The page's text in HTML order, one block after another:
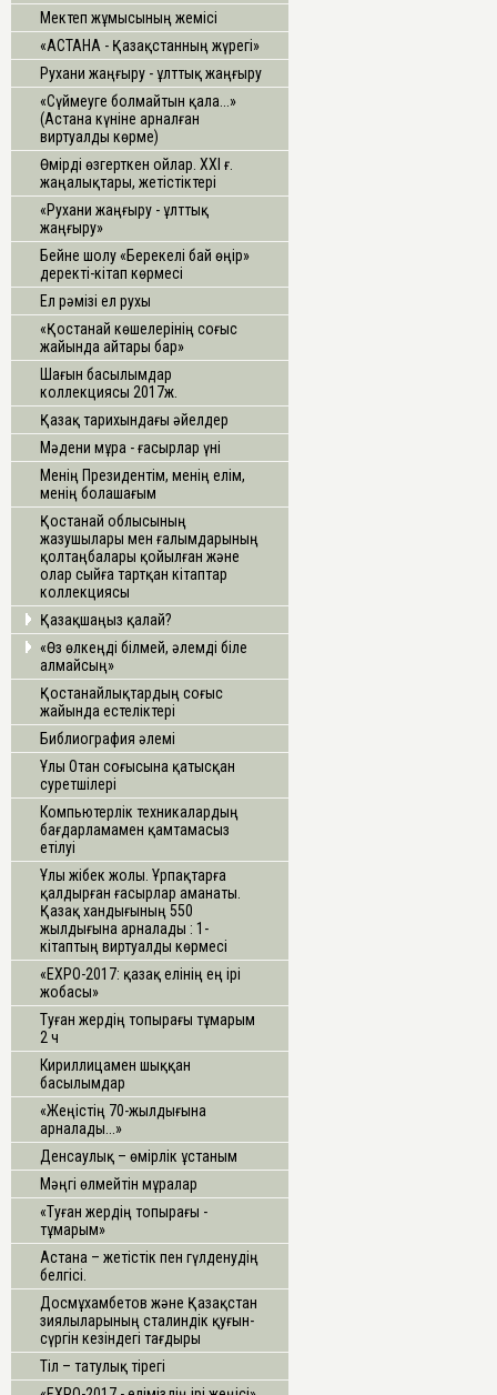
Мектеп жұмысының жемісі
«АСТАНА - Қазақстанның жүрегі»
Рухани жаңғыру - ұлттық жаңғыру
«Сүймеуге болмайтын қала...»
(Астана күніне арналған
виртуалды көрме)
Өмірді өзгерткен ойлар. ХХІ ғ.
жаңалықтары, жетістіктері
«Рухани жаңғыру - ұлттық
жаңғыру»
Бейне шолу «Берекелі бай өңір»
деректі-кітап көрмесі
Ел рәмізі ел рухы
«Қостанай көшелерінің соғыс
жайында айтары бар»
Шағын басылымдар
коллекциясы 2017ж.
Қазақ тарихындағы әйелдер
Мәдени мұра - ғасырлар үні
Менің Президентім, менің елім,
менің болашағым
Қостанай облысының
жазушылары мен ғалымдарының
қолтаңбалары қойылған және
олар сыйға тартқан кітаптар
коллекциясы
Қазақшаңыз қалай?
«Өз өлкеңді білмей, әлемді біле
алмайсың»
Қостанайлықтардың соғыс
жайында естеліктері
Библиография әлемі
Ұлы Отан соғысына қатысқан
суретшілері
Компьютерлік техникалардың
бағдарламамен қамтамасыз
етілуі
Ұлы жібек жолы. Ұрпақтарға
қалдырған ғасырлар аманаты.
Қазақ хандығының 550
жылдығына арналады : 1-
кітаптың виртуалды көрмесі
«ЕХРО-2017: қазақ елінің ең ірі
жобасы»
Туған жердің топырағы тұмарым
2 ч
Кириллицамен шыққан
басылымдар
«Жеңістің 70-жылдығына
арналады...»
Денсаулық – өмірлік ұстаным
Мәңгі өлмейтін мұралар
«Туған жердің топырағы -
тұмарым»
Астана – жетістік пен гүлденудің
белгісі.
Досмұхамбетов және Қазақстан
зиялыларының сталиндік қуғын-
сүргін кезіндегі тағдыры
Тіл – татулық тірегі